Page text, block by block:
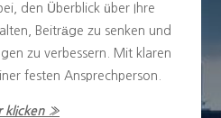
den Überblick über Ihre
Beiträge zu senken und
zu verbessern. Mit klaren
festen Ansprechperson.
klicken »